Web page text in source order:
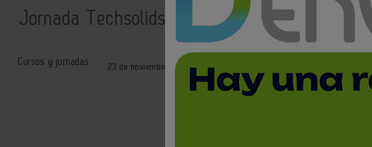
Jornada Techsolids sobre gestión y control de
Cursos y jornadas 23 de noviembre, 2023 / Vitoria | 09.00h a 17.00h